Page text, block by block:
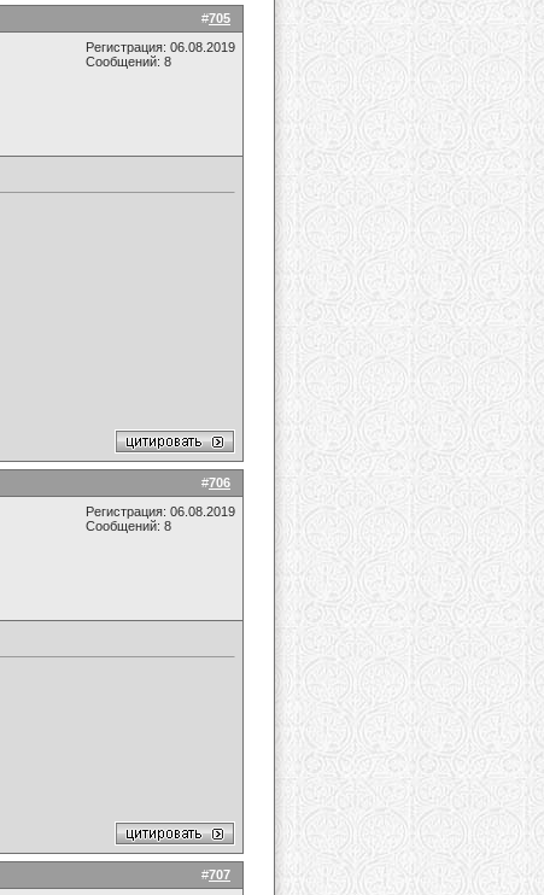
#705
Регистрация: 06.08.2019
Сообщений: 8
#706
Регистрация: 06.08.2019
Сообщений: 8
#707